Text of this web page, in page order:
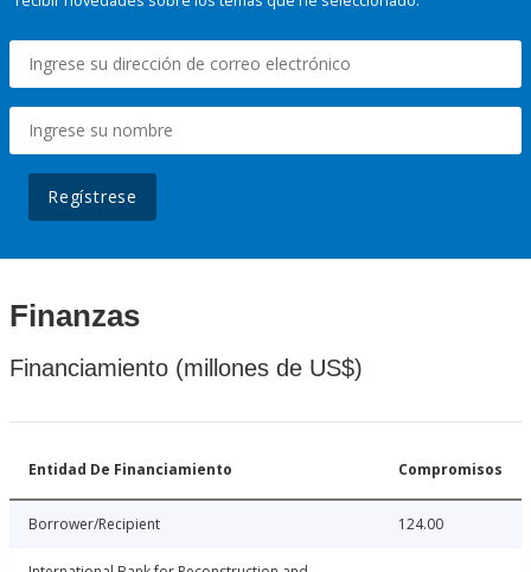
Regístrese
Finanzas
Financiamiento (millones de US$)
Entidad De Financiamiento Compromisos
Borrower/Recipient 124.00